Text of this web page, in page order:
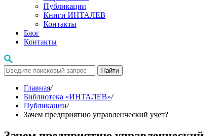
Публикации
Книги ИНТАЛЕВ
Контакты
Блог
Контакты
Найти
Главная/
Библиотека «ИНТАЛЕВ»/
Публикации/
Зачем предприятию управленческий учет?